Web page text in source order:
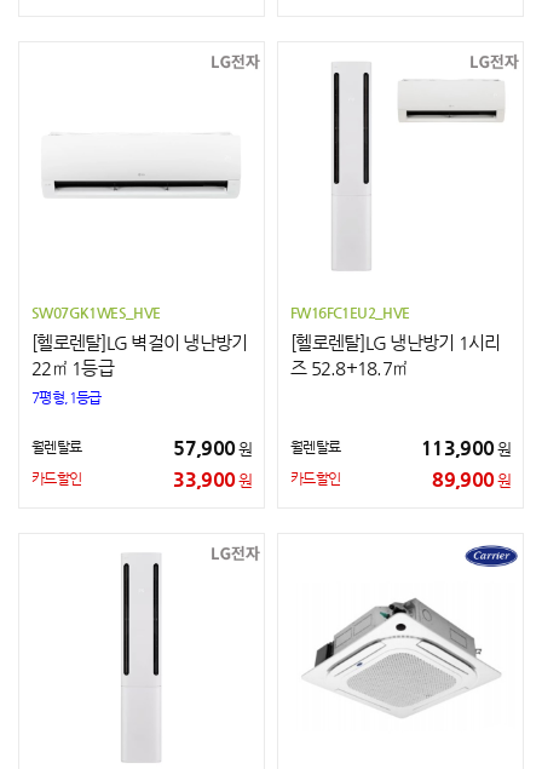
SW07GK1WES_HVE
[헬로렌탈]LG 벽걸이 냉난방기
22㎡ 1등급
7평형,1등급
월렌탈료 57,900원
카드할인 33,900원
FW16FC1EU2_HVE
[헬로렌탈]LG 냉난방기 1시리
즈 52.8+18.7㎡
월렌탈료 113,900원
카드할인 89,900원